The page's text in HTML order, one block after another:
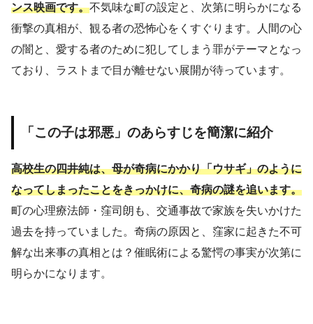
ンス映画です。不気味な町の設定と、次第に明らかになる
衝撃の真相が、観る者の恐怖心をくすぐります。人間の心
の闇と、愛する者のために犯してしまう罪がテーマとなっ
ており、ラストまで目が離せない展開が待っています。
「この子は邪悪」のあらすじを簡潔に紹介
高校生の四井純は、母が奇病にかかり「ウサギ」のように
なってしまったことをきっかけに、奇病の謎を追います。
町の心理療法師・窪司朗も、交通事故で家族を失いかけた
過去を持っていました。奇病の原因と、窪家に起きた不可
解な出来事の真相とは？催眠術による驚愕の事実が次第に
明らかになります。